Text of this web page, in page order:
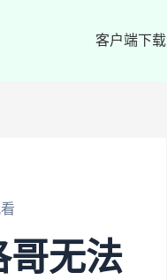
客户端下载
哥无法